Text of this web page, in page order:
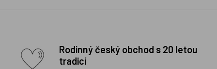
Rodinný český obchod s 20 letou
tradicí